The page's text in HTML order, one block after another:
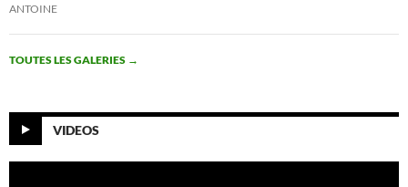
ANTOINE
TOUTES LES GALERIES →
VIDEOS